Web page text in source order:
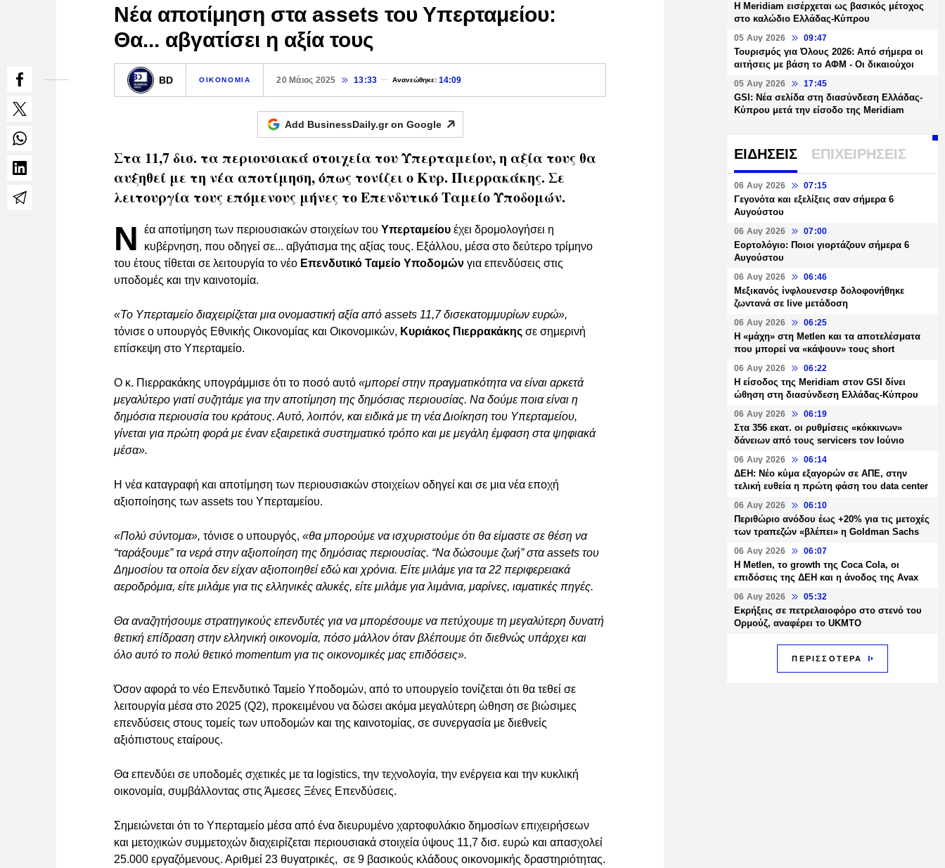
Νέα αποτίμηση στα assets του Υπερταμείου:
Θα... αβγατίσει η αξία τους
BD ΟΙΚΟΝΟΜΙΑ 20 Μάιος 2025 13:33 Ανανεώθηκε: 14:09
Add BusinessDaily.gr on Google
Στα 11,7 δισ. τα περιουσιακά στοιχεία του Υπερταμείου, η αξία τους θα
αυξηθεί με τη νέα αποτίμηση, όπως τονίζει ο Κυρ. Πιερρακάκης. Σε
λειτουργία τους επόμενους μήνες το Επενδυτικό Ταμείο Υποδομών.
Ν έα αποτίμηση των περιουσιακών στοιχείων του Υπερταμείου έχει δρομολογήσει η
κυβέρνηση, που οδηγεί σε... αβγάτισμα της αξίας τους. Εξάλλου, μέσα στο δεύτερο τρίμηνο
του έτους τίθεται σε λειτουργία το νέο Επενδυτικό Ταμείο Υποδομών για επενδύσεις στις
υποδομές και την καινοτομία.
«Το Υπερταμείο διαχειρίζεται μια ονομαστική αξία από assets 11,7 δισεκατομμυρίων ευρώ»,
τόνισε ο υπουργός Εθνικής Οικονομίας και Οικονομικών, Κυριάκος Πιερρακάκης σε σημερινή
επίσκεψη στο Υπερταμείο.
Ο κ. Πιερρακάκης υπογράμμισε ότι το ποσό αυτό «μπορεί στην πραγματικότητα να είναι αρκετά
μεγαλύτερο γιατί συζητάμε για την αποτίμηση της δημόσιας περιουσίας. Να δούμε ποια είναι η
δημόσια περιουσία του κράτους. Αυτό, λοιπόν, και ειδικά με τη νέα Διοίκηση του Υπερταμείου,
γίνεται για πρώτη φορά με έναν εξαιρετικά συστηματικό τρόπο και με μεγάλη έμφαση στα ψηφιακά
μέσα».
Η νέα καταγραφή και αποτίμηση των περιουσιακών στοιχείων οδηγεί και σε μια νέα εποχή
αξιοποίησης των assets του Υπερταμείου.
«Πολύ σύντομα», τόνισε ο υπουργός, «θα μπορούμε να ισχυριστούμε ότι θα είμαστε σε θέση να
“ταράξουμε” τα νερά στην αξιοποίηση της δημόσιας περιουσίας. “Να δώσουμε ζωή” στα assets του
Δημοσίου τα οποία δεν είχαν αξιοποιηθεί εδώ και χρόνια. Είτε μιλάμε για τα 22 περιφερειακά
αεροδρόμια, είτε μιλάμε για τις ελληνικές αλυκές, είτε μιλάμε για λιμάνια, μαρίνες, ιαματικές πηγές.
Θα αναζητήσουμε στρατηγικούς επενδυτές για να μπορέσουμε να πετύχουμε τη μεγαλύτερη δυνατή
θετική επίδραση στην ελληνική οικονομία, πόσο μάλλον όταν βλέπουμε ότι διεθνώς υπάρχει και
όλο αυτό το πολύ θετικό momentum για τις οικονομικές μας επιδόσεις».
Όσον αφορά το νέο Επενδυτικό Ταμείο Υποδομών, από το υπουργείο τονίζεται ότι θα τεθεί σε
λειτουργία μέσα στο 2025 (Q2), προκειμένου να δώσει ακόμα μεγαλύτερη ώθηση σε βιώσιμες
επενδύσεις στους τομείς των υποδομών και της καινοτομίας, σε συνεργασία με διεθνείς
αξιόπιστους εταίρους.
Θα επενδύει σε υποδομές σχετικές με τα logistics, την τεχνολογία, την ενέργεια και την κυκλική
οικονομία, συμβάλλοντας στις Άμεσες Ξένες Επενδύσεις.
Σημειώνεται ότι το Υπερταμείο μέσα από ένα διευρυμένο χαρτοφυλάκιο δημοσίων επιχειρήσεων
και μετοχικών συμμετοχών διαχειρίζεται περιουσιακά στοιχεία ύψους 11,7 δισ. ευρώ και απασχολεί
25.000 εργαζόμενους. Αριθμεί 23 θυγατρικές, σε 9 βασικούς κλάδους οικονομικής δραστηριότητας.
Η Meridiam εισέρχεται ως βασικός μέτοχος
στο καλώδιο Ελλάδας-Κύπρου
05 Αυγ 2026 09:47
Τουρισμός για Όλους 2026: Από σήμερα οι
αιτήσεις με βάση το ΑΦΜ - Οι δικαιούχοι
05 Αυγ 2026 17:45
GSI: Νέα σελίδα στη διασύνδεση Ελλάδας-
Κύπρου μετά την είσοδο της Meridiam
ΕΙΔΗΣΕΙΣ ΕΠΙΧΕΙΡΗΣΕΙΣ
06 Αυγ 2026 07:15
Γεγονότα και εξελίξεις σαν σήμερα 6
Αυγούστου
06 Αυγ 2026 07:00
Εορτολόγιο: Ποιοι γιορτάζουν σήμερα 6
Αυγούστου
06 Αυγ 2026 06:46
Μεξικανός ίνφλουενσερ δολοφονήθηκε
ζωντανά σε live μετάδοση
06 Αυγ 2026 06:25
H «μάχη» στη Metlen και τα αποτελέσματα
που μπορεί να «κάψουν» τους short
06 Αυγ 2026 06:22
Η είσοδος της Meridiam στον GSI δίνει
ώθηση στη διασύνδεση Ελλάδας-Κύπρου
06 Αυγ 2026 06:19
Στα 356 εκατ. οι ρυθμίσεις «κόκκινων»
δάνειων από τους servicers τον Ιούνιο
06 Αυγ 2026 06:14
ΔΕΗ: Νέο κύμα εξαγορών σε ΑΠΕ, στην
τελική ευθεία η πρώτη φάση του data center
06 Αυγ 2026 06:10
Περιθώριο ανόδου έως +20% για τις μετοχές
των τραπεζών «βλέπει» η Goldman Sachs
06 Αυγ 2026 06:07
H Metlen, το growth της Coca Cola, οι
επιδόσεις της ΔΕΗ και η άνοδος της Avax
06 Αυγ 2026 05:32
Εκρήξεις σε πετρελαιοφόρο στο στενό του
Ορμούζ, αναφέρει το UKMTO
ΠΕΡΙΣΣΟΤΕΡΑ